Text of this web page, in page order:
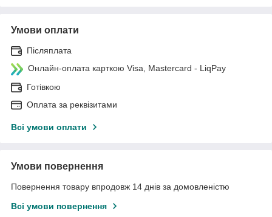
Умови оплати
Післяплата
Онлайн-оплата карткою Visa, Mastercard - LiqPay
Готівкою
Оплата за реквізитами
Всі умови оплати
Умови повернення
Повернення товару впродовж 14 днів за домовленістю
Всі умови повернення